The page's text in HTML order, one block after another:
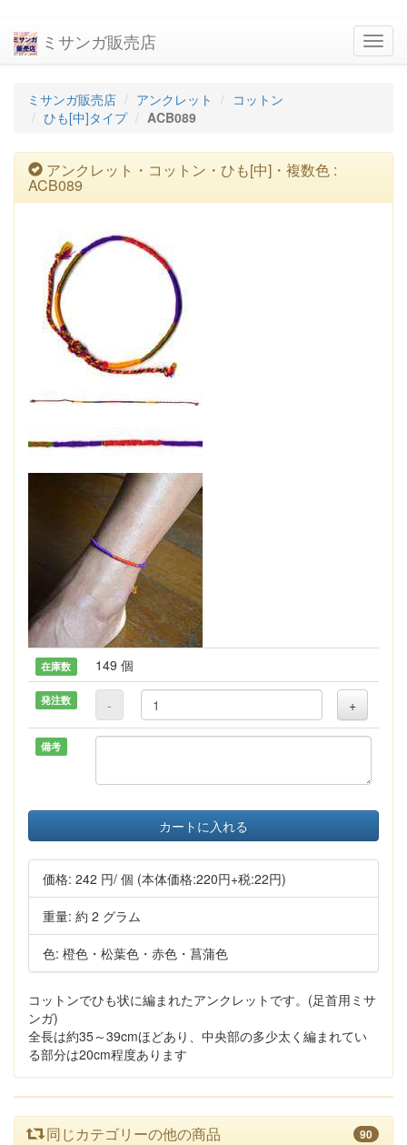
ミサンガ販売店
ミサンガ販売店 アンクレット
コットン
ひも[中]タイプ
ACB089
アンクレット・コットン・ひも[中]・複数色 :
ACB089
在庫数 149 個
発注数 - +
備考
カートに入れる
価格: 242 円/ 個 (本体価格:220円+税:22円)
重量: 約 2 グラム
色: 橙色・松葉色・赤色・菖蒲色
コットンでひも状に編まれたアンクレットです。(足首用ミサ
ンガ)
全長は約35～39cmほどあり、中央部の多少太く編まれてい
る部分は20cm程度あります
同じカテゴリーの他の商品 90